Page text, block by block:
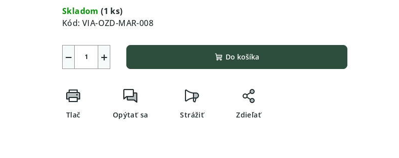
cena:
Skladom(1 ks)
Kód: VIA-OZD-MAR-008
+
− Do košíka
Tlač Opýtať sa Strážiť Zdieľať